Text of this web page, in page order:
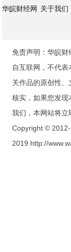
华皖财经网 关于我们
免责声明：华皖
自互联网，不代
关作品的原创性
核实，如果您发
我们，本网站将立
Copyright © 2012-
2019 http://